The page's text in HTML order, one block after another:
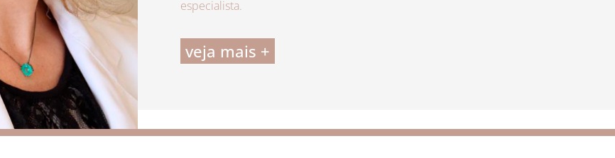
especialista.
veja mais +